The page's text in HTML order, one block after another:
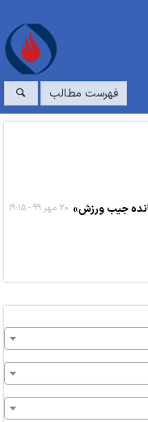
فهرست مطالب
جیب ورزش» ۲۰ مهر ۹۹ - ۱۹:۱۵